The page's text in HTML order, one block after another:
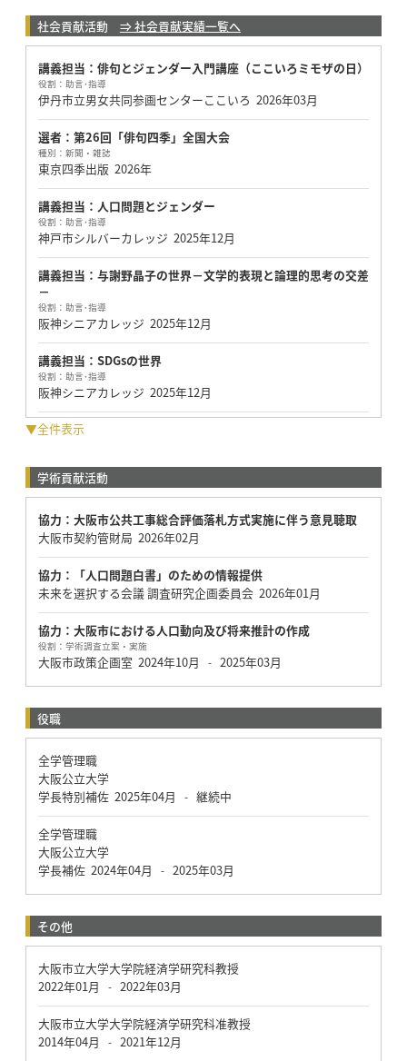
社会貢献活動 ⇒ 社会貢献実績一覧へ
講義担当：俳句とジェンダー入門講座（ここいろミモザの日）
役割： 助言･指導
伊丹市立男女共同参画センターここいろ 2026年03月
選者：第26回「俳句四季」全国大会
種別： 新聞・雑誌
東京四季出版 2026年
講義担当：人口問題とジェンダー
役割： 助言･指導
神戸市シルバーカレッジ 2025年12月
講義担当：与謝野晶子の世界－文学的表現と論理的思考の交差
－
役割： 助言･指導
阪神シニアカレッジ 2025年12月
講義担当：SDGsの世界
役割： 助言･指導
阪神シニアカレッジ 2025年12月
▼全件表示
学術貢献活動
協力：大阪市公共工事総合評価落札方式実施に伴う意見聴取
大阪市契約管財局 2026年02月
協力：「人口問題白書」のための情報提供
未来を選択する会議 調査研究企画委員会 2026年01月
協力：大阪市における人口動向及び将来推計の作成
役割： 学術調査立案・実施
大阪市政策企画室 2024年10月 - 2025年03月
役職
全学管理職
大阪公立大学
学長特別補佐 2025年04月 - 継続中
全学管理職
大阪公立大学
学長補佐 2024年04月 - 2025年03月
その他
大阪市立大学大学院経済学研究科教授
2022年01月
- 2022年03月
大阪市立大学大学院経済学研究科准教授
2014年04月
- 2021年12月